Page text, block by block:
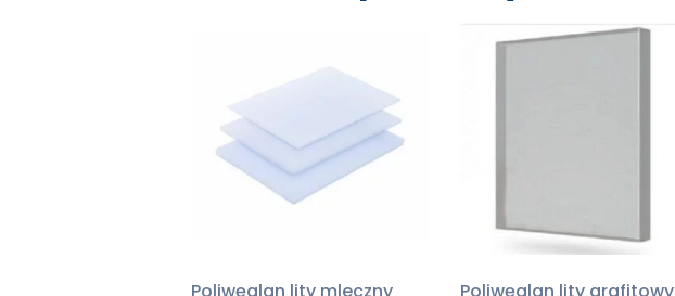
Poliwęglan lity mleczny
Poliwęglan lity grafitowy